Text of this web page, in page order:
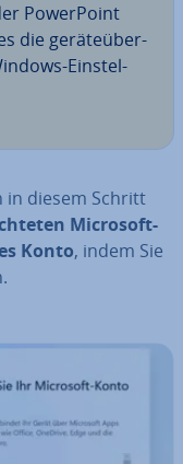
Power­Point
die ge­rä­te­über­
Ein­stel­
in diesem Schritt
Microsoft-
Konto, indem Sie